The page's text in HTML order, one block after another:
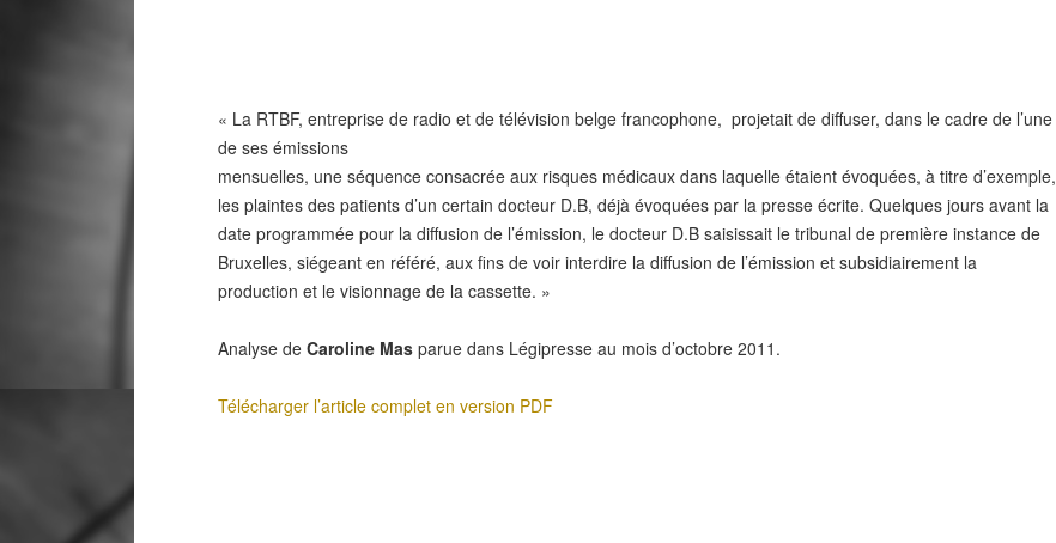
« La RTBF, entreprise de radio et de télévision belge francophone, projetait de diffuser, dans le cadre de l’une
de ses émissions
mensuelles, une séquence consacrée aux risques médicaux dans laquelle étaient évoquées, à titre d’exemple,
les plaintes des patients d’un certain docteur D.B, déjà évoquées par la presse écrite. Quelques jours avant la
date programmée pour la diffusion de l’émission, le docteur D.B saisissait le tribunal de première instance de
Bruxelles, siégeant en référé, aux fins de voir interdire la diffusion de l’émission et subsidiairement la
production et le visionnage de la cassette. »
Analyse de Caroline Mas parue dans Légipresse au mois d’octobre 2011.
Télécharger l’article complet en version PDF